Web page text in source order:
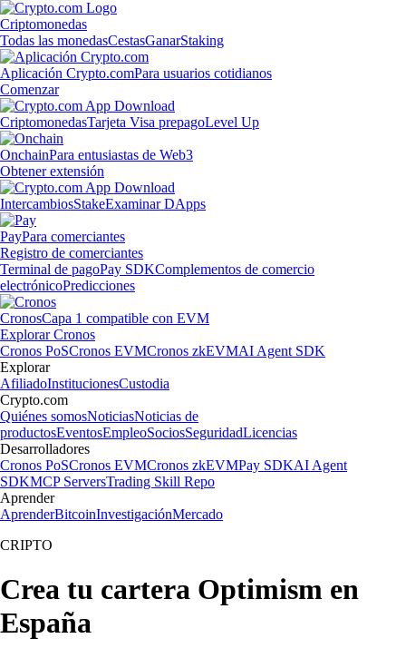
Criptomonedas
Todas las monedasCestasGanarStaking
Aplicación Crypto.comPara usuarios cotidianos
Comenzar
CriptomonedasTarjeta Visa prepagoLevel Up
OnchainPara entusiastas de Web3
Obtener extensión
IntercambiosStakeExaminar DApps
PayPara comerciantes
Registro de comerciantes
Terminal de pagoPay SDKComplementos de comercio
electrónicoPredicciones
CronosCapa 1 compatible con EVM
Explorar Cronos
Cronos PoSCronos EVMCronos zkEVMAI Agent SDK
Explorar
AfiliadoInstitucionesCustodia
Crypto.com
Quiénes somosNoticiasNoticias de
productosEventosEmpleoSociosSeguridadLicencias
Desarrolladores
Cronos PoSCronos EVMCronos zkEVMPay SDKAI Agent
SDKMCP ServersTrading Skill Repo
Aprender
AprenderBitcoinInvestigaciónMercado
CRIPTO
Crea tu cartera Optimism en
España